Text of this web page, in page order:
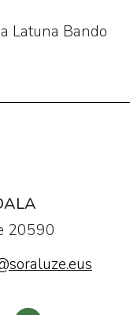
Latuna Bando
20590